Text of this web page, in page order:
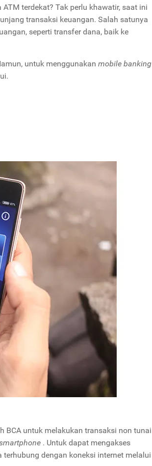
terdekat? Tak perlu khawatir, saat ini
transaksi keuangan. Salah satunya
seperti transfer dana, baik ke
untuk menggunakan mobile banking
BCA untuk melakukan transaksi non tunai
. Untuk dapat mengakses
dengan koneksi internet melalui